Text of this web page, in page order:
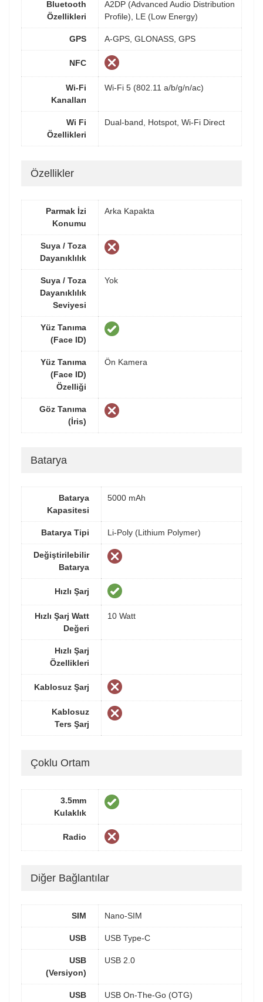
Bluetooth
Özellikleri
A2DP (Advanced Audio Distribution
Profile), LE (Low Energy)
GPS A-GPS, GLONASS, GPS
NFC
Wi-Fi
Kanalları
Wi-Fi 5 (802.11 a/b/g/n/ac)
Wi Fi
Özellikleri
Dual-band, Hotspot, Wi-Fi Direct
Özellikler
Parmak İzi
Konumu
Arka Kapakta
Suya / Toza
Dayanıklılık
Suya / Toza
Dayanıklılık
Seviyesi
Yok
Yüz Tanıma
(Face ID)
Yüz Tanıma
(Face ID)
Özelliği
Ön Kamera
Göz Tanıma
(İris)
Batarya
Batarya
Kapasitesi
5000 mAh
Batarya Tipi Li-Poly (Lithium Polymer)
Değiştirilebilir
Batarya
Hızlı Şarj
Hızlı Şarj Watt
Değeri
10 Watt
Hızlı Şarj
Özellikleri
Kablosuz Şarj
Kablosuz
Ters Şarj
Çoklu Ortam
3.5mm
Kulaklık
Radio
Diğer Bağlantılar
SIM Nano-SIM
USB USB Type-C
USB
(Versiyon)
USB 2.0
USB
USB On-The-Go (OTG)